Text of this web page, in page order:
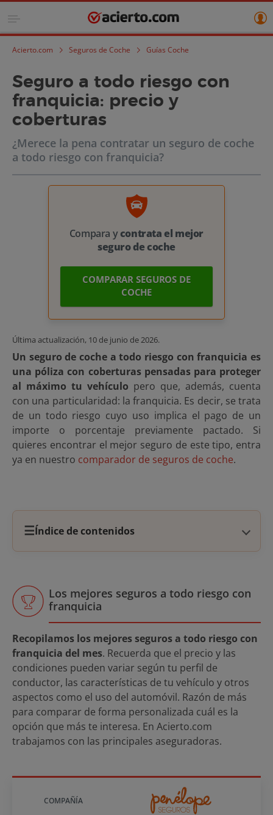
Acierto.com Seguros de Coche Guías Coche
Seguro a todo riesgo con
franquicia: precio y
coberturas
¿Merece la pena contratar un seguro de coche
a todo riesgo con franquicia?
Compara ycontrata el mejor
seguro de coche
COMPARAR SEGUROS DE
COCHE
Última actualización, 10 de junio de 2026.
Un seguro de coche a todo riesgo con franquicia es
una póliza con coberturas pensadas para proteger
al máximo tu vehículo pero que, además, cuenta
con una particularidad: la franquicia. Es decir, se trata
de un todo riesgo cuyo uso implica el pago de un
importe o porcentaje previamente pactado. Si
quieres encontrar el mejor seguro de este tipo, entra
ya en nuestro comparador de seguros de coche.
☰Índice de contenidos
Los mejores seguros a todo riesgo con
franquicia
Recopilamos los mejores seguros a todo riesgo con
franquicia del mes. Recuerda que el precio y las
condiciones pueden variar según tu perfil de
conductor, las características de tu vehículo y otros
aspectos como el uso del automóvil. Razón de más
para comparar de forma personalizada cuál es la
opción que más te interesa. En Acierto.com
trabajamos con las principales aseguradoras.
COMPAÑÍA